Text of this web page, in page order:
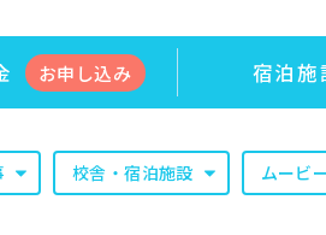
お申 し込み 宿泊施
校舎・宿泊施設 ムービ